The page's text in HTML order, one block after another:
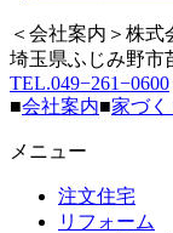
＜会社案内＞株
埼玉県ふじみ野市
TEL.049−261−0600
■会社案内■家づ
メニュー
注文住宅
リフォーム